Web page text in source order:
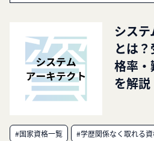
シス
とは
格率
を解説
#国家資格一覧
#学歴関係なく取れる